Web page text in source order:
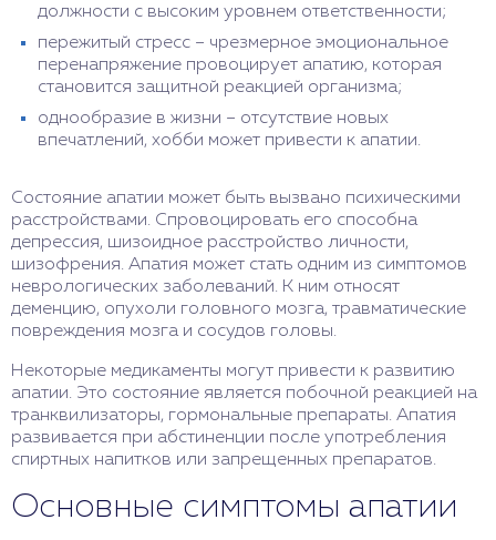
должности с высоким уровнем ответственности;
пережитый стресс – чрезмерное эмоциональное
перенапряжение провоцирует апатию, которая
становится защитной реакцией организма;
однообразие в жизни – отсутствие новых
впечатлений, хобби может привести к апатии.
Состояние апатии может быть вызвано психическими
расстройствами. Спровоцировать его способна
депрессия, шизоидное расстройство личности,
шизофрения. Апатия может стать одним из симптомов
неврологических заболеваний. К ним относят
деменцию, опухоли головного мозга, травматические
повреждения мозга и сосудов головы.
Некоторые медикаменты могут привести к развитию
апатии. Это состояние является побочной реакцией на
транквилизаторы, гормональные препараты. Апатия
развивается при абстиненции после употребления
спиртных напитков или запрещенных препаратов.
Основные симптомы апатии